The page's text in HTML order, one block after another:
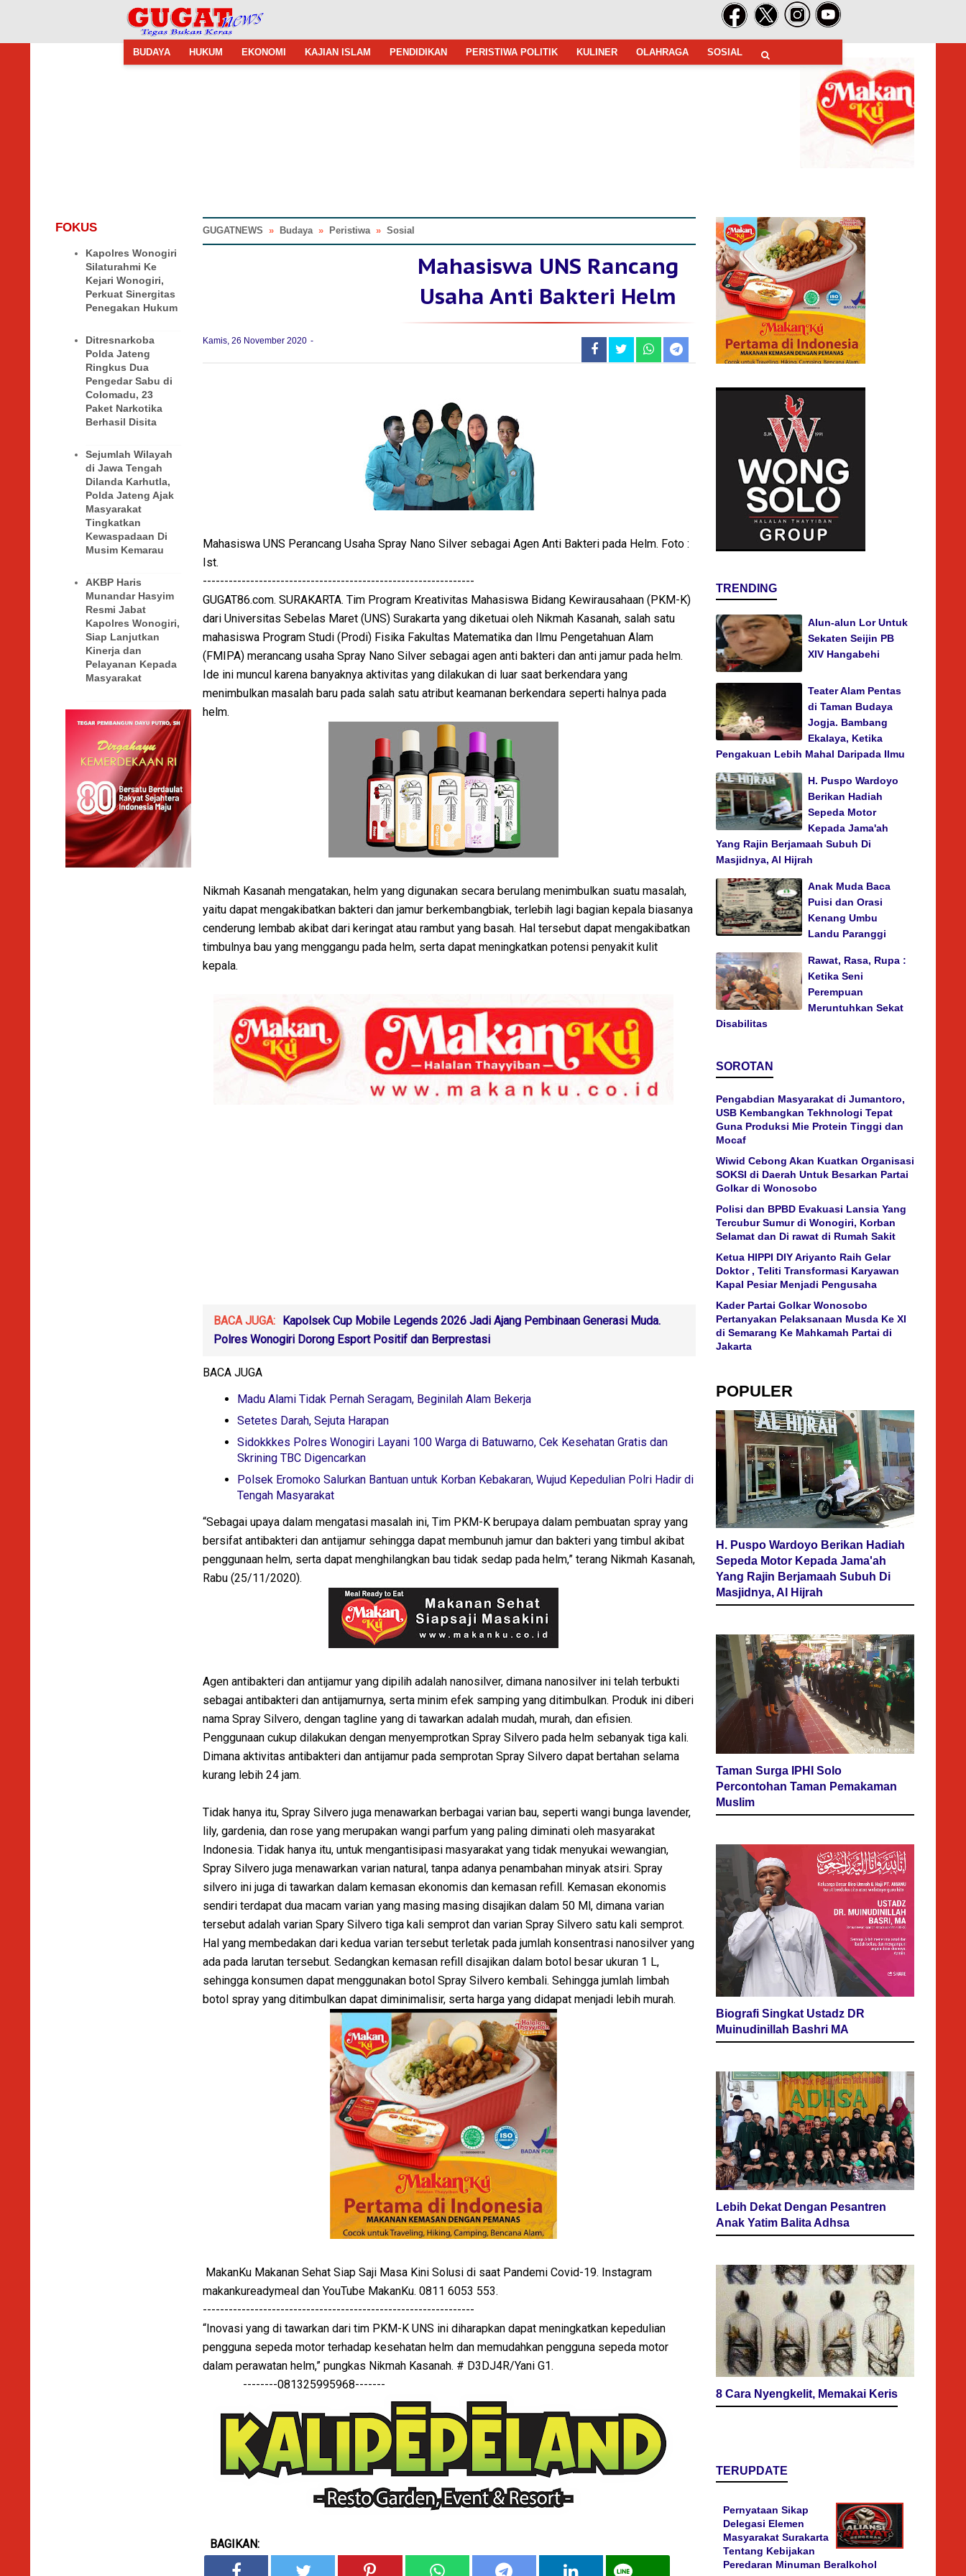
BUDAYA HUKUM EKONOMI KAJIAN ISLAM PENDIDIKAN PERISTIWA POLITIK KULINER OLAHRAGA SOSIAL
FOKUS
Kapolres Wonogiri
Silaturahmi Ke
Kejari Wonogiri,
Perkuat Sinergitas
Penegakan Hukum
Ditresnarkoba
Polda Jateng
Ringkus Dua
Pengedar Sabu di
Colomadu, 23
Paket Narkotika
Berhasil Disita
Sejumlah Wilayah
di Jawa Tengah
Dilanda Karhutla,
Polda Jateng Ajak
Masyarakat
Tingkatkan
Kewaspadaan Di
Musim Kemarau
AKBP Haris
Munandar Hasyim
Resmi Jabat
Kapolres Wonogiri,
Siap Lanjutkan
Kinerja dan
Pelayanan Kepada
Masyarakat
GUGATNEWS » Budaya » Peristiwa » Sosial
Mahasiswa UNS Rancang
Usaha Anti Bakteri Helm
Kamis, 26 November 2020
Mahasiswa UNS Perancang Usaha Spray Nano Silver sebagai Agen Anti Bakteri pada Helm. Foto :
Ist.
---------------------------------------------------------------
GUGAT86.com. SURAKARTA. Tim Program Kreativitas Mahasiswa Bidang Kewirausahaan (PKM-K)
dari Universitas Sebelas Maret (UNS) Surakarta yang diketuai oleh Nikmah Kasanah, salah satu
mahasiswa Program Studi (Prodi) Fisika Fakultas Matematika dan Ilmu Pengetahuan Alam
(FMIPA) merancang usaha Spray Nano Silver sebagai agen anti bakteri dan anti jamur pada helm.
Ide ini muncul karena banyaknya aktivitas yang dilakukan di luar saat berkendara yang
menimbulkan masalah baru pada salah satu atribut keamanan berkendara seperti halnya pada
helm.
Nikmah Kasanah mengatakan, helm yang digunakan secara berulang menimbulkan suatu masalah,
yaitu dapat mengakibatkan bakteri dan jamur berkembangbiak, terlebih lagi bagian kepala biasanya
cenderung lembab akibat dari keringat atau rambut yang basah. Hal tersebut dapat mengakibatkan
timbulnya bau yang menggangu pada helm, serta dapat meningkatkan potensi penyakit kulit
kepala.
BACA JUGA: Kapolsek Cup Mobile Legends 2026 Jadi Ajang Pembinaan Generasi Muda.
Polres Wonogiri Dorong Esport Positif dan Berprestasi
BACA JUGA
Madu Alami Tidak Pernah Seragam, Beginilah Alam Bekerja
Setetes Darah, Sejuta Harapan
Sidokkkes Polres Wonogiri Layani 100 Warga di Batuwarno, Cek Kesehatan Gratis dan
Skrining TBC Digencarkan
Polsek Eromoko Salurkan Bantuan untuk Korban Kebakaran, Wujud Kepedulian Polri Hadir di
Tengah Masyarakat
“Sebagai upaya dalam mengatasi masalah ini, Tim PKM-K berupaya dalam pembuatan spray yang
bersifat antibakteri dan antijamur sehingga dapat membunuh jamur dan bakteri yang timbul akibat
penggunaan helm, serta dapat menghilangkan bau tidak sedap pada helm,” terang Nikmah Kasanah,
Rabu (25/11/2020).
Agen antibakteri dan antijamur yang dipilih adalah nanosilver, dimana nanosilver ini telah terbukti
sebagai antibakteri dan antijamurnya, serta minim efek samping yang ditimbulkan. Produk ini diberi
nama Spray Silvero, dengan tagline yang di tawarkan adalah mudah, murah, dan efisien.
Penggunaan cukup dilakukan dengan menyemprotkan Spray Silvero pada helm sebanyak tiga kali.
Dimana aktivitas antibakteri dan antijamur pada semprotan Spray Silvero dapat bertahan selama
kurang lebih 24 jam.
Tidak hanya itu, Spray Silvero juga menawarkan berbagai varian bau, seperti wangi bunga lavender,
lily, gardenia, dan rose yang merupakan wangi parfum yang paling diminati oleh masyarakat
Indonesia. Tidak hanya itu, untuk mengantisipasi masyarakat yang tidak menyukai wewangian,
Spray Silvero juga menawarkan varian natural, tanpa adanya penambahan minyak atsiri. Spray
silvero ini juga di tawarkan dalam kemasan ekonomis dan kemasan refill. Kemasan ekonomis
sendiri terdapat dua macam varian yang masing masing disajikan dalam 50 Ml, dimana varian
tersebut adalah varian Spary Silvero tiga kali semprot dan varian Spray Silvero satu kali semprot.
Hal yang membedakan dari kedua varian tersebut terletak pada jumlah konsentrasi nanosilver yang
ada pada larutan tersebut. Sedangkan kemasan refill disajikan dalam botol besar ukuran 1 L,
sehingga konsumen dapat menggunakan botol Spray Silvero kembali. Sehingga jumlah limbah
botol spray yang ditimbulkan dapat diminimalisir, serta harga yang didapat menjadi lebih murah.
MakanKu Makanan Sehat Siap Saji Masa Kini Solusi di saat Pandemi Covid-19. Instagram
makankureadymeal dan YouTube MakanKu. 0811 6053 553.
---------------------------------------------------------------
“Inovasi yang di tawarkan dari tim PKM-K UNS ini diharapkan dapat meningkatkan kepedulian
pengguna sepeda motor terhadap kesehatan helm dan memudahkan pengguna sepeda motor
dalam perawatan helm,” pungkas Nikmah Kasanah. # D3DJ4R/Yani G1.
--------081325995968-------
BAGIKAN:
TRENDING
Alun-alun Lor Untuk
Sekaten Seijin PB
XIV Hangabehi
Teater Alam Pentas
di Taman Budaya
Jogja. Bambang
Ekalaya, Ketika
Pengakuan Lebih Mahal Daripada Ilmu
H. Puspo Wardoyo
Berikan Hadiah
Sepeda Motor
Kepada Jama'ah
Yang Rajin Berjamaah Subuh Di
Masjidnya, Al Hijrah
Anak Muda Baca
Puisi dan Orasi
Kenang Umbu
Landu Paranggi
Rawat, Rasa, Rupa :
Ketika Seni
Perempuan
Meruntuhkan Sekat
Disabilitas
SOROTAN
Pengabdian Masyarakat di Jumantoro,
USB Kembangkan Tekhnologi Tepat
Guna Produksi Mie Protein Tinggi dan
Mocaf
Wiwid Cebong Akan Kuatkan Organisasi
SOKSI di Daerah Untuk Besarkan Partai
Golkar di Wonosobo
Polisi dan BPBD Evakuasi Lansia Yang
Tercubur Sumur di Wonogiri, Korban
Selamat dan Di rawat di Rumah Sakit
Ketua HIPPI DIY Ariyanto Raih Gelar
Doktor , Teliti Transformasi Karyawan
Kapal Pesiar Menjadi Pengusaha
Kader Partai Golkar Wonosobo
Pertanyakan Pelaksanaan Musda Ke XI
di Semarang Ke Mahkamah Partai di
Jakarta
POPULER
H. Puspo Wardoyo Berikan Hadiah
Sepeda Motor Kepada Jama'ah
Yang Rajin Berjamaah Subuh Di
Masjidnya, Al Hijrah
Taman Surga IPHI Solo
Percontohan Taman Pemakaman
Muslim
Biografi Singkat Ustadz DR
Muinudinillah Bashri MA
Lebih Dekat Dengan Pesantren
Anak Yatim Balita Adhsa
8 Cara Nyengkelit, Memakai Keris
TERUPDATE
Pernyataan Sikap
Delegasi Elemen
Masyarakat Surakarta
Tentang Kebijakan
Peredaran Minuman Beralkohol